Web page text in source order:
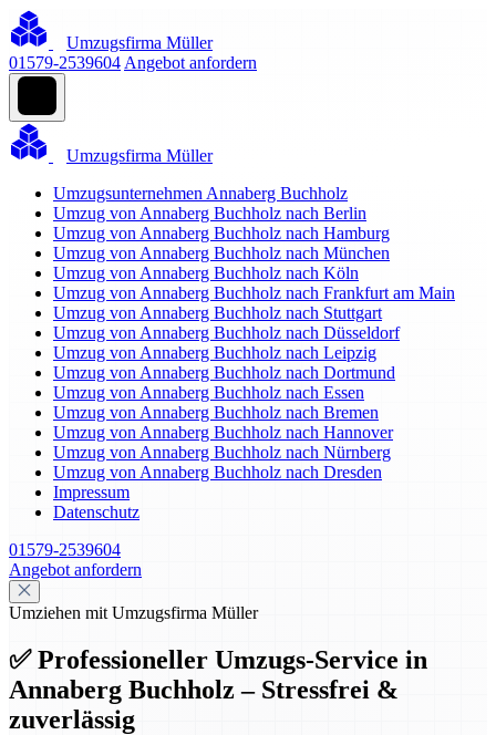
Umzugsfirma Müller
01579-2539604 Angebot anfordern
Umzugsfirma Müller
Umzugsunternehmen Annaberg Buchholz
Umzug von Annaberg Buchholz nach Berlin
Umzug von Annaberg Buchholz nach Hamburg
Umzug von Annaberg Buchholz nach München
Umzug von Annaberg Buchholz nach Köln
Umzug von Annaberg Buchholz nach Frankfurt am Main
Umzug von Annaberg Buchholz nach Stuttgart
Umzug von Annaberg Buchholz nach Düsseldorf
Umzug von Annaberg Buchholz nach Leipzig
Umzug von Annaberg Buchholz nach Dortmund
Umzug von Annaberg Buchholz nach Essen
Umzug von Annaberg Buchholz nach Bremen
Umzug von Annaberg Buchholz nach Hannover
Umzug von Annaberg Buchholz nach Nürnberg
Umzug von Annaberg Buchholz nach Dresden
Impressum
Datenschutz
01579-2539604
Angebot anfordern
Umziehen mit Umzugsfirma Müller
✅ Professioneller Umzugs-Service in
Annaberg Buchholz – Stressfrei &
zuverlässig